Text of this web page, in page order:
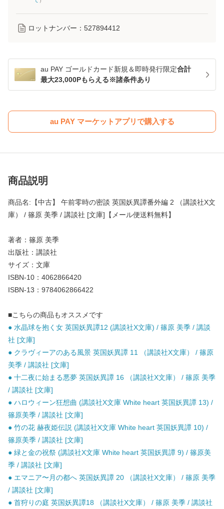
ロットナンバー： 527894412
au PAY ゴールドカード新規＆即時発行限定合計
最大23,000Pもらえる※諸条件あり
au PAY マーケットアプリで購入する
商品説明
商品名:【中古】 午前零時の密談 英国妖異譚番外編 2 （講談社X文
庫） / 篠原 美季 / 講談社 [文庫]【メール便送料無料】
著者：篠原 美季
出版社：講談社
サイズ：文庫
ISBN-10：4062866420
ISBN-13：9784062866422
■こちらの商品もオススメです
● 水晶球を抱く女 英国妖異譚12 (講談社X文庫) / 篠原 美季 / 講談
社 [文庫]
● クラヴィーアのある風景 英国妖異譚 11 （講談社X文庫） / 篠原
美季 / 講談社 [文庫]
● 十二夜に始まる悪夢 英国妖異譚 16 （講談社X文庫） / 篠原 美季
/ 講談社 [文庫]
● ハロウィーン狂想曲 (講談社X文庫 White heart 英国妖異譚 13) /
篠原美季 / 講談社 [文庫]
● 竹の花 赫夜姫伝説 (講談社X文庫 White heart 英国妖異譚 10) /
篠原美季 / 講談社 [文庫]
● 緑と金の祝祭 (講談社X文庫 White heart 英国妖異譚 9) / 篠原美
季 / 講談社 [文庫]
● エマニア〜月の都へ 英国妖異譚 20 （講談社X文庫） / 篠原 美季
/ 講談社 [文庫]
● 首狩りの庭 英国妖異譚18 （講談社X文庫） / 篠原 美季 / 講談社